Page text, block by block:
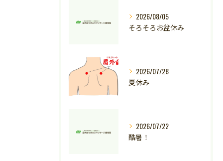
2026/08/05
そろそろお盆休み
2026/07/28
夏休み
2026/07/22
酷暑！